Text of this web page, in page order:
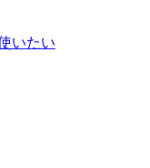
いたい